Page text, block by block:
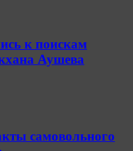
к поискам
Аушева
самовольного